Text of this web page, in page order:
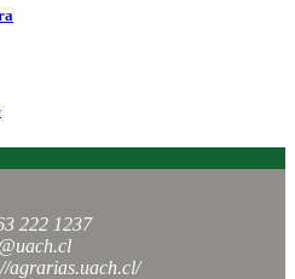
222 1237
agrarias.uach.cl/